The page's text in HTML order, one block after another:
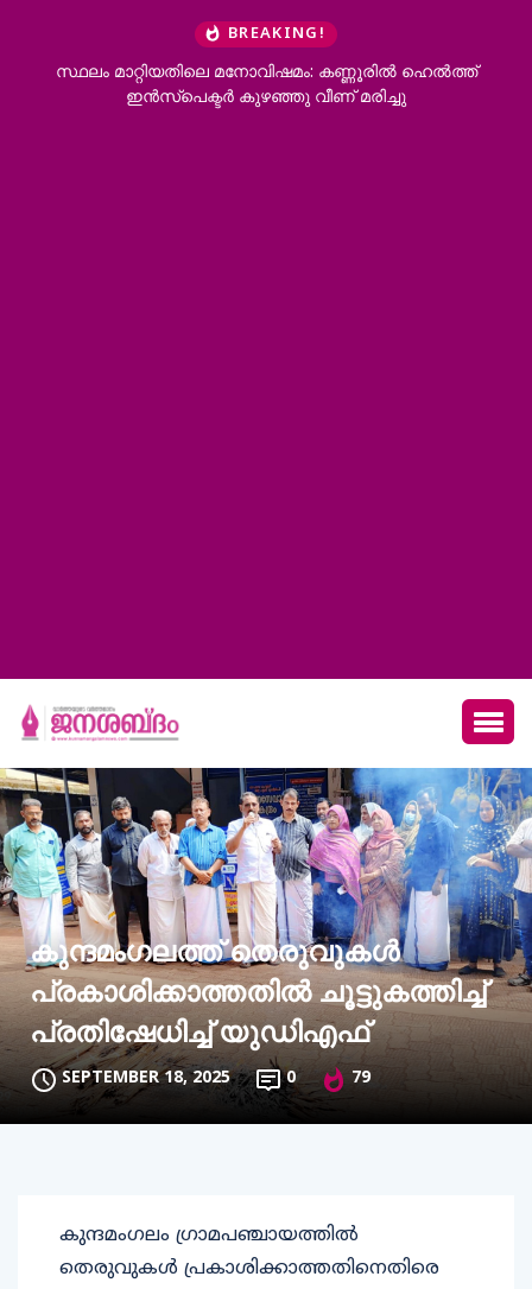
BREAKING!
സ്ഥലം മാറ്റിയതിലെ മനോവിഷമം: കണ്ണൂരിൽ ഹെൽത്ത്‌
ഇൻസ്‌പെക്ടർ കുഴഞ്ഞു വീണ് മരിച്ചു
കുന്ദമംഗലത്ത് തെരുവുകൾ
പ്രകാശിക്കാത്തതിൽ ചൂട്ടുകത്തിച്ച്
പ്രതിഷേധിച്ച് യുഡിഎഫ്
SEPTEMBER 18, 2025 0 79
കുന്ദമംഗലം ഗ്രാമപഞ്ചായത്തിൽ
തെരുവുകൾ പ്രകാശിക്കാത്തതിനെതിരെ